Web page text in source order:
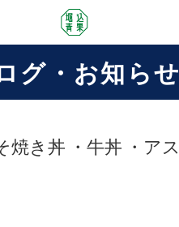
グ・お知らせ
き丼 ・牛丼 ・アス